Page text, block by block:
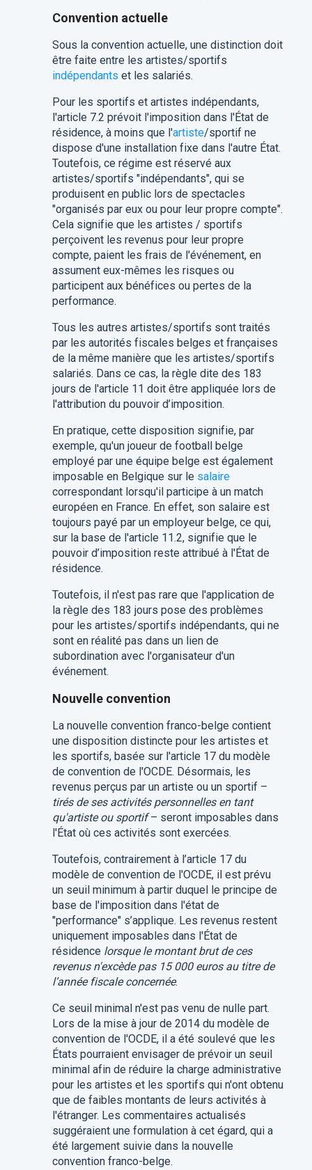
Convention actuelle
Sous la convention actuelle, une distinction doit
être faite entre les artistes/sportifs
indépendants et les salariés.
Pour les sportifs et artistes indépendants,
l'article 7.2 prévoit l'imposition dans l'État de
résidence, à moins que l'artiste/sportif ne
dispose d'une installation fixe dans l'autre État.
Toutefois, ce régime est réservé aux
artistes/sportifs "indépendants", qui se
produisent en public lors de spectacles
"organisés par eux ou pour leur propre compte".
Cela signifie que les artistes / sportifs
perçoivent les revenus pour leur propre
compte, paient les frais de l'événement, en
assument eux-mêmes les risques ou
participent aux bénéfices ou pertes de la
performance.
Tous les autres artistes/sportifs sont traités
par les autorités fiscales belges et françaises
de la même manière que les artistes/sportifs
salariés. Dans ce cas, la règle dite des 183
jours de l'article 11 doit être appliquée lors de
l'attribution du pouvoir d’imposition.
En pratique, cette disposition signifie, par
exemple, qu'un joueur de football belge
employé par une équipe belge est également
imposable en Belgique sur le salaire
correspondant lorsqu'il participe à un match
européen en France. En effet, son salaire est
toujours payé par un employeur belge, ce qui,
sur la base de l'article 11.2, signifie que le
pouvoir d’imposition reste attribué à l'État de
résidence.
Toutefois, il n'est pas rare que l'application de
la règle des 183 jours pose des problèmes
pour les artistes/sportifs indépendants, qui ne
sont en réalité pas dans un lien de
subordination avec l'organisateur d'un
événement.
Nouvelle convention
La nouvelle convention franco-belge contient
une disposition distincte pour les artistes et
les sportifs, basée sur l'article 17 du modèle
de convention de l'OCDE. Désormais, les
revenus perçus par un artiste ou un sportif –
tirés de ses activités personnelles en tant
qu'artiste ou sportif – seront imposables dans
l'État où ces activités sont exercées.
Toutefois, contrairement à l’article 17 du
modèle de convention de l'OCDE, il est prévu
un seuil minimum à partir duquel le principe de
base de l'imposition dans l'état de
"performance" s’applique. Les revenus restent
uniquement imposables dans l'État de
résidence lorsque le montant brut de ces
revenus n'excède pas 15 000 euros au titre de
l’année fiscale concernée.
Ce seuil minimal n'est pas venu de nulle part.
Lors de la mise à jour de 2014 du modèle de
convention de l'OCDE, il a été soulevé que les
États pourraient envisager de prévoir un seuil
minimal afin de réduire la charge administrative
pour les artistes et les sportifs qui n'ont obtenu
que de faibles montants de leurs activités à
l'étranger. Les commentaires actualisés
suggéraient une formulation à cet égard, qui a
été largement suivie dans la nouvelle
convention franco-belge.